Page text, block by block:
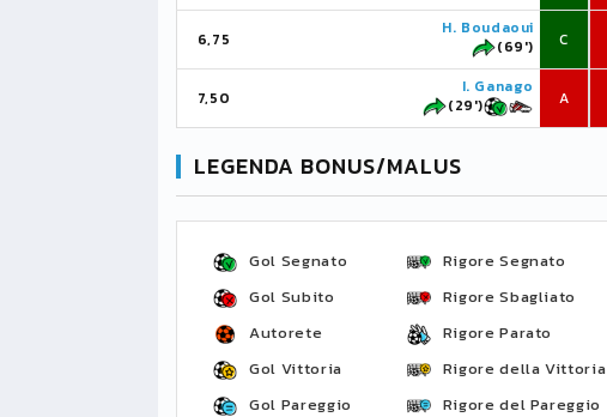
6,75
H. Boudaoui
(69')
C
7,50
I. Ganago
(29')
A
LEGENDA BONUS/MALUS
Gol Segnato
Gol Subito
Autorete
Gol Vittoria
Gol Pareggio
Rigore Segnato
Rigore Sbagliato
Rigore Parato
Rigore della Vittoria
Rigore del Pareggio